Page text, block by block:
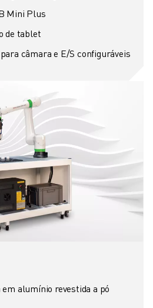
Mini Plus
de tablet
câmara e E/S configuráveis
alumínio revestida a pó